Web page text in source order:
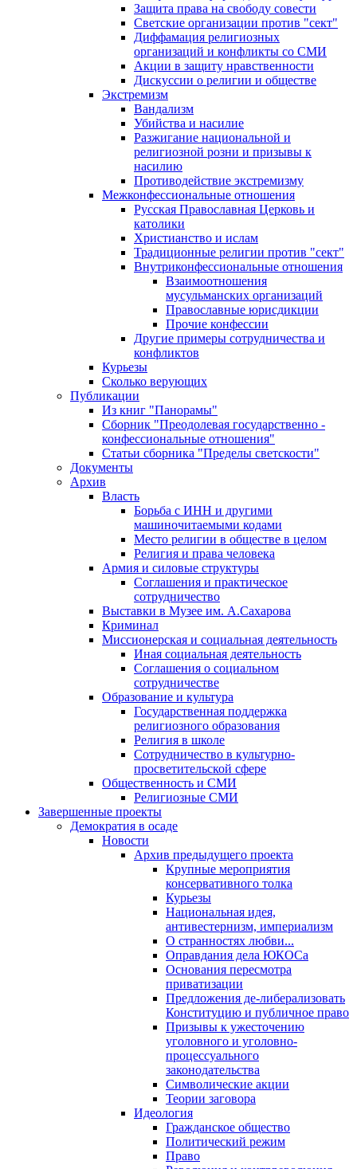
Защита права на свободу совести
Светские организации против "сект"
Диффамация религиозных
организаций и конфликты со СМИ
Акции в защиту нравственности
Дискуссии о религии и обществе
Экстремизм
Вандализм
Убийства и насилие
Разжигание национальной и
религиозной розни и призывы к
насилию
Противодействие экстремизму
Межконфессиональные отношения
Русская Православная Церковь и
католики
Христианство и ислам
Традиционные религии против "сект"
Внутриконфессиональные отношения
Взаимоотношения
мусульманских организаций
Православные юрисдикции
Прочие конфессии
Другие примеры сотрудничества и
конфликтов
Курьезы
Сколько верующих
Публикации
Из книг "Панорамы"
Сборник "Преодолевая государственно -
конфессиональные отношения"
Статьи сборника "Пределы светскости"
Документы
Архив
Власть
Борьба с ИНН и другими
машиночитаемыми кодами
Место религии в обществе в целом
Религия и права человека
Армия и силовые структуры
Соглашения и практическое
сотрудничество
Выставки в Музее им. А.Сахарова
Криминал
Миссионерская и социальная деятельность
Иная социальная деятельность
Соглашения о социальном
сотрудничестве
Образование и культура
Государственная поддержка
религиозного образования
Религия в школе
Сотрудничество в культурно-
просветительской сфере
Общественность и СМИ
Религиозные СМИ
Завершенные проекты
Демократия в осаде
Новости
Архив предыдущего проекта
Крупные мероприятия
консервативного толка
Курьезы
Национальная идея,
антивестернизм, империализм
О странностях любви...
Оправдания дела ЮКОСа
Основания пересмотра
приватизации
Предложения де-либерализовать
Конституцию и публичное право
Призывы к ужесточению
уголовного и уголовно-
процессуального
законодательства
Символические акции
Теории заговора
Идеология
Гражданское общество
Политический режим
Право